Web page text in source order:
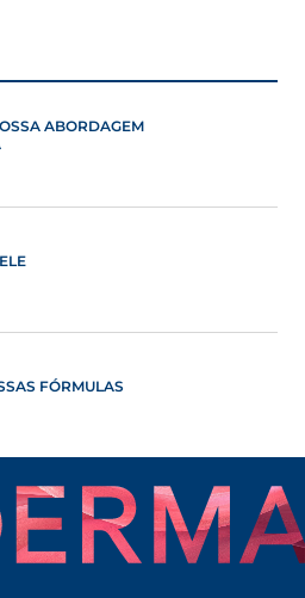
ABORDAGEM
FÓRMULAS